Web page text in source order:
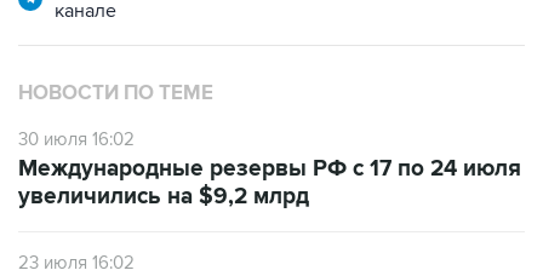
канале
НОВОСТИ ПО ТЕМЕ
30 июля 16:02
Международные резервы РФ с 17 по 24 июля
увеличились на $9,2 млрд
23 июля 16:02